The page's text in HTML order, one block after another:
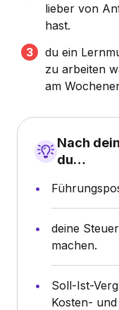
lieber von
hast.
du ein
zu arbeiten
am
Nach
du…
deine
machen.
Soll-Ist-
Kosten-